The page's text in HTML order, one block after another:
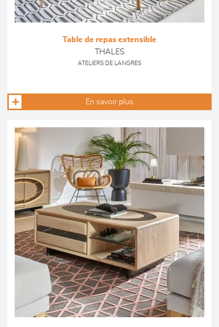
Table de repas extensible
THALES
ATELIERS DE LANGRES
En savoir plus